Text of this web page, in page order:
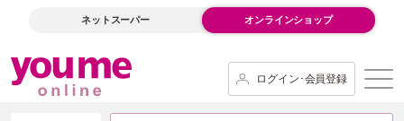
ネットスーパー オンラインショップ
ログイン･会員登録